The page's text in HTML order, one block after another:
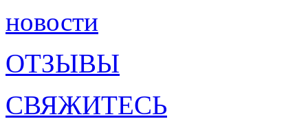
новости
ОТЗЫВЫ
СВЯЖИТЕСЬ